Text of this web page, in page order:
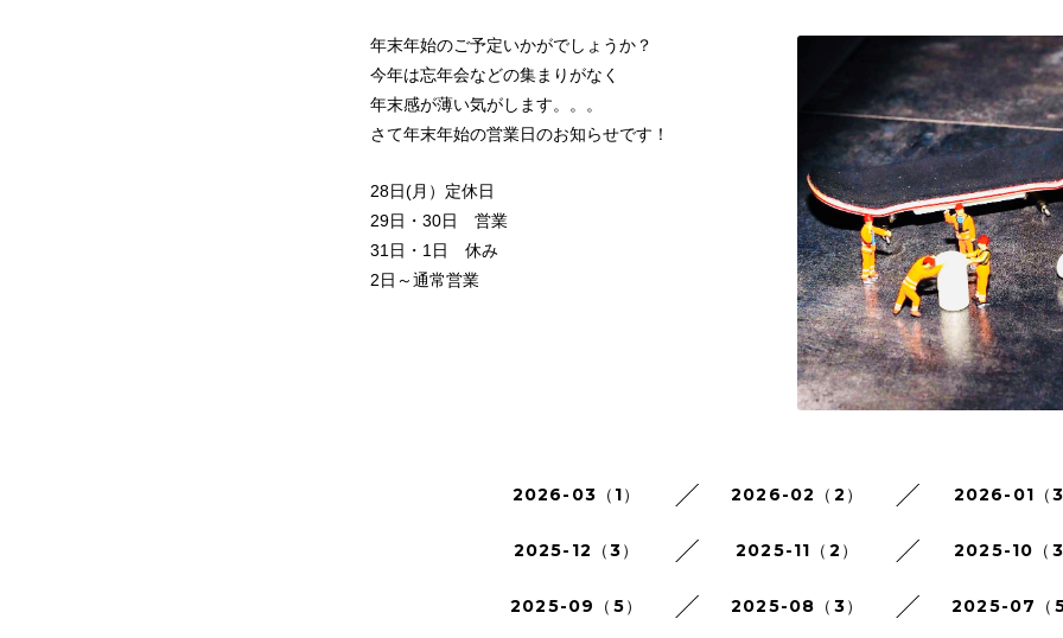
年末年始のご予定いかがでしょうか？
今年は忘年会などの集まりがなく
年末感が薄い気がします。。。
さて年末年始の営業日のお知らせです！
28日(月）定休日
29日・30日 営業
31日・1日 休み
2日～通常営業
2026-03（1） 2026-02（2） 2026-01（3
2025-12（3） 2025-11（2） 2025-10（3
2025-09（5） 2025-08（3） 2025-07（5